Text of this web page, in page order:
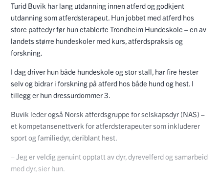
Turid Buvik har lang utdanning innen atferd og godkjent
utdanning som atferdsterapeut. Hun jobbet med atferd hos
store pattedyr før hun etablerte Trondheim Hundeskole – en av
landets større hundeskoler med kurs, atferdspraksis og
forskning.
I dag driver hun både hundeskole og stor stall, har fire hester
selv og bidrar i forskning på atferd hos både hund og hest. I
tillegg er hun dressurdommer 3.
Buvik leder også Norsk atferdsgruppe for selskapsdyr (NAS) –
et kompetansenettverk for atferdsterapeuter som inkluderer
sport og familiedyr, deriblant hest.
– Jeg er veldig genuint opptatt av dyr, dyrevelferd og samarbeid
med dyr, sier hun.